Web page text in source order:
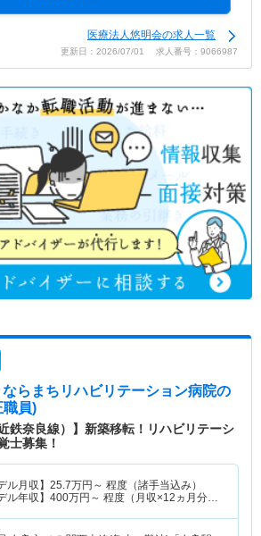
医療法人悠明会の求人一覧
更新日：2026/07/01 求人番号：9066987
らまちリハビリテーション病院の
職員)
鉄奈良線）】新築移転！リハビリテーシ
士募集！
ル月収】 25.7万円～ 程度（諸手当込み）
ル年収】 400万円～ 程度（月収×12ヵ月分／